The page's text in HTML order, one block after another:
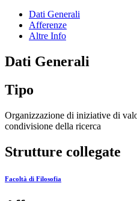
Dati Generali
Afferenze
Altre Info
Dati Generali
Tipo
Organizzazione di iniziative di
condivisione della ricerca
Strutture collegate
Facoltà di Filosofia